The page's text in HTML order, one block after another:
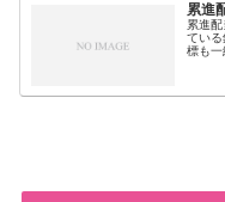
累進
累進
ている
標も一